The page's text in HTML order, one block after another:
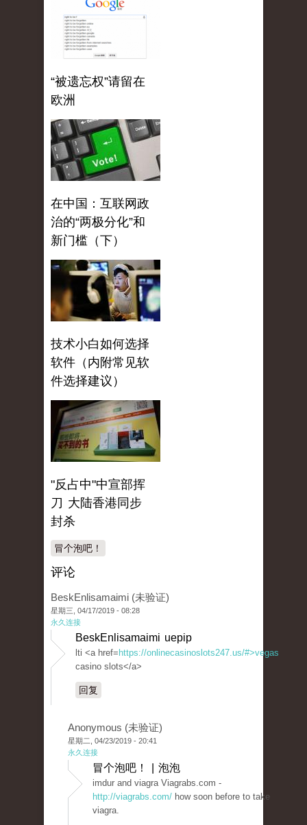
“被遗忘权”请留在
欧洲
在中国：互联网政
治的“两极分化”和
新门槛（下）
技术小白如何选择
软件（内附常见软
件选择建议）
"反占中"中宣部挥
刀 大陆香港同步
封杀
冒个泡吧！
评论
BeskEnlisamaimi (未验证)
星期三, 04/17/2019 - 08:28
永久连接
BeskEnlisamaimi uepip
lti <a href= https://onlinecasinoslots247.us/#>vegas
casino slots</a>
回复
Anonymous (未验证)
星期二, 04/23/2019 - 20:41
永久连接
冒个泡吧！ | 泡泡
imdur and viagra Viagrabs.com -
http://viagrabs.com/ how soon before to take
viagra.